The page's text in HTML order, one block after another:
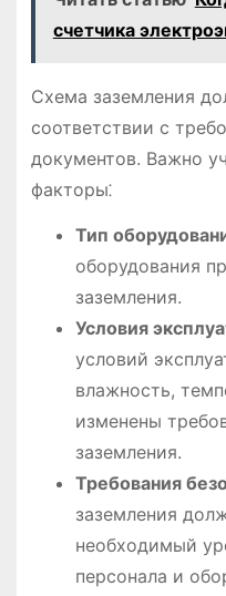
счетчика
Схема заземления
соответствии с
документов. Важно
факторы⁚
Тип
оборудования
заземления.
Условия
условий
влажность,
изменены
заземления.
Требования
заземления
необходимый
персонала и